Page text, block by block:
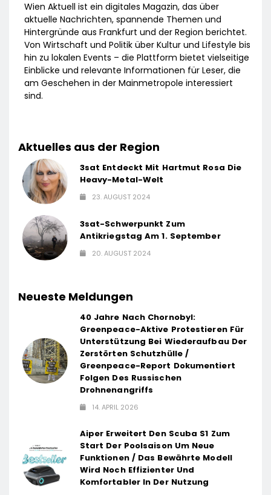
Wien Aktuell ist ein digitales Magazin, das über
aktuelle Nachrichten, spannende Themen und
Hintergründe aus Frankfurt und der Region berichtet.
Von Wirtschaft und Politik über Kultur und Lifestyle bis
hin zu lokalen Events – die Plattform bietet vielseitige
Einblicke und relevante Informationen für Leser, die
am Geschehen in der Mainmetropole interessiert
sind.
Aktuelles aus der Region
3sat Entdeckt Mit Hartmut Rosa Die
Heavy-Metal-Welt
23. AUGUST 2024
3sat-Schwerpunkt Zum
Antikriegstag Am 1. September
20. AUGUST 2024
Neueste Meldungen
40 Jahre Nach Chornobyl:
Greenpeace-Aktive Protestieren Für
Unterstützung Bei Wiederaufbau Der
Zerstörten Schutzhülle /
Greenpeace-Report Dokumentiert
Folgen Des Russischen
Drohnenangriffs
14. APRIL 2026
Aiper Erweitert Den Scuba S1 Zum
Start Der Poolsaison Um Neue
Funktionen / Das Bewährte Modell
Wird Noch Effizienter Und
Komfortabler In Der Nutzung